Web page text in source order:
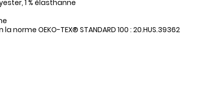
1 % élasthanne
norme OEKO-TEX® STANDARD 100 : 20.HUS.39362